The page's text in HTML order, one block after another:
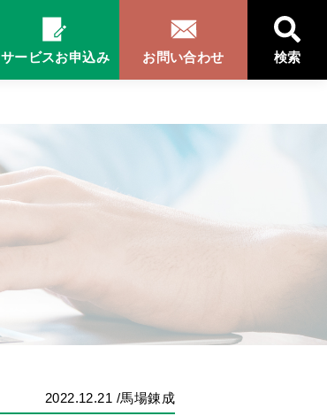
サービスお申込み お問い合わせ 検索
2022.12.21 /馬場錬成